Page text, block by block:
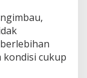
kondisi cukup